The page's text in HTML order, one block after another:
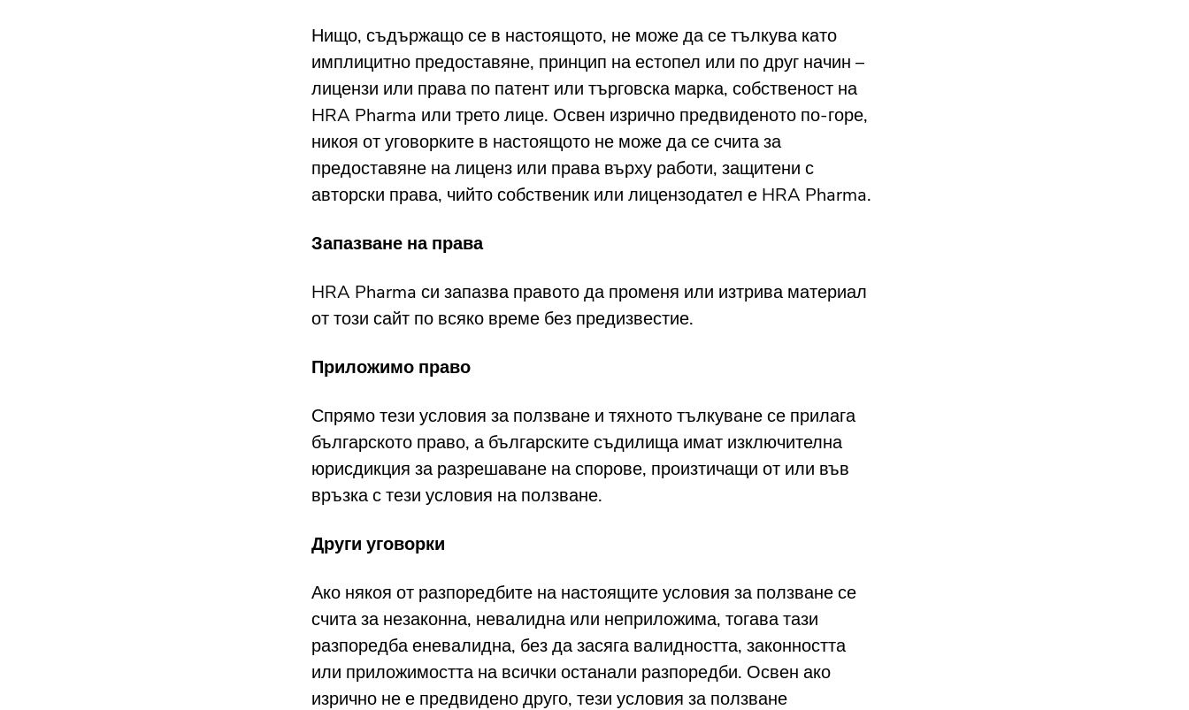
Нищо, съдържащо се в настоящото, не може да се тълкува като
имплицитно предоставяне, принцип на естопел или по друг начин –
лицензи или права по патент или търговска марка, собственост на
HRA Pharma или трето лице. Освен изрично предвиденото по-горе,
никоя от уговорките в настоящото не може да се счита за
предоставяне на лиценз или права върху работи, защитени с
авторски права, чийто собственик или лицензодател е HRA Pharma.
Запазване на права
HRA Pharma си запазва правото да променя или изтрива материал
от този сайт по всяко време без предизвестие.
Приложимо право
Спрямо тези условия за ползване и тяхното тълкуване се прилага
българското право, а българските съдилища имат изключителна
юрисдикция за разрешаване на спорове, произтичащи от или във
връзка с тези условия на ползване.
Други уговорки
Ако някоя от разпоредбите на настоящите условия за ползване се
счита за незаконна, невалидна или неприложима, тогава тази
разпоредба еневалидна, без да засяга валидността, законността
или приложимостта на всички останали разпоредби. Освен ако
изрично не е предвидено друго, тези условия за ползване